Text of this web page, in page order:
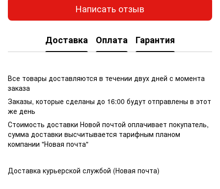
Написать отзыв
Доставка Оплата Гарантия
Все товары доставляются в течении двух дней с момента
заказа
Заказы, которые сделаны до 16:00 будут отправлены в этот
же день
Стоимость доставки Новой почтой оплачивает покупатель,
сумма доставки высчитывается тарифным планом
компании "Новая почта"
Доставка курьерской службой (Новая почта)